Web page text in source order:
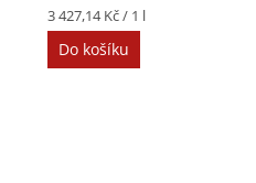
Měrná
cena:
3 427,14 Kč / 1 l
Do košíku